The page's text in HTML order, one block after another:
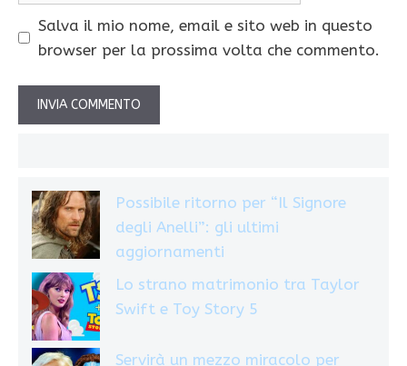
Salva il mio nome, email e sito web in questo
browser per la prossima volta che commento.
Possibile ritorno per “Il Signore
degli Anelli”: gli ultimi
aggiornamenti
Lo strano matrimonio tra Taylor
Swift e Toy Story 5
Servirà un mezzo miracolo per